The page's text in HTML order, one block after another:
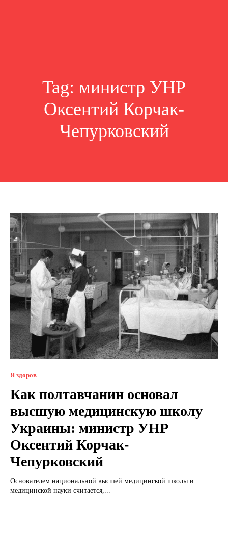
Tag: министр УНР
Оксентий Корчак-
Чепурковский
Я здоров
Как полтавчанин основал
высшую медицинскую школу
Украины: министр УНР
Оксентий Корчак-
Чепурковский
Основателем национальной высшей медицинской школы и
медицинской науки считается,...